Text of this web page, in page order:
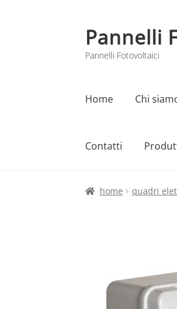
Vai
alla
navigazione
Vai
al
contenuto
Pannelli
Pannelli Fotovoltaici
Home Chi
Contatti
Home Cart
home quadri